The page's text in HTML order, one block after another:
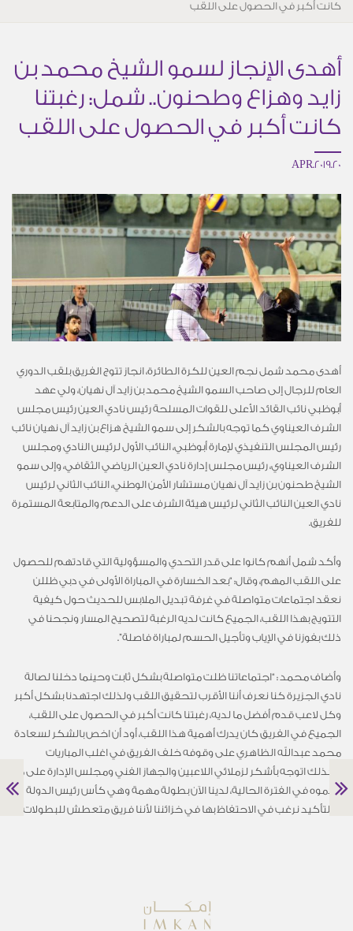
كانت أكبر في الحصول على اللقب
أهدى الإنجاز لسمو الشيخ محمد بن
زايد وهزاع وطحنون.. شمل: رغبتنا
كانت أكبر في الحصول على اللقب
20.APR.2019
أهدى محمد شمل نجم العين للكرة الطائرة، انجاز تتوج الفريق بلقب الدوري
العام للرجال إلى صاحب السمو الشيخ محمد بن زايد آل نهيان، ولي عهد
أبوظبي نائب القائد الأعلى للقوات المسلحة رئيس نادي العين رئيس مجلس
الشرف العيناوي كما توجه بالشكر إلى سمو الشيخ هزاع بن زايد آل نهيان نائب
رئيس المجلس التنفيذي لإمارة أبوظبي، النائب الأول لرئيس النادي ومجلس
الشرف العيناوي، رئيس مجلس إدارة نادي العين الرياضي الثقافي، وإلى سمو
الشيخ طحنون بن زايد آل نهيان مستشار الأمن الوطني، النائب الثاني لرئيس
نادي العين النائب الثاني لرئيس هيئة الشرف على الدعم والمتابعة المستمرة
للفريق.
وأكد شمل أنهم كانوا على قدر التحدي والمسؤولية التي قادتهم للحصول
على اللقب المهم، وقال: “بعد الخسارة في المباراة الأولى في دبي ظللن
نعقد اجتماعات متواصلة في غرفة تبديل الملابس للحديث حول كيفية
التتويج بهذا اللقب، الجميع كانت لديه الرغبة لتصحيح المسار ونجحنا في
ذلك بفوزنا في الإياب وتأجيل الحسم لمباراة فاصلة”.
وأضاف محمد : “اجتماعاتنا ظلت متواصلة بشكل ثابت وحينما دخلنا لصالة
نادي الجزيرة كنا نعرف أننا الأقرب لتحقيق اللقب ولذلك اجتهدنا بشكل أكبر
وكل لاعب قدم أفضل ما لديه، رغبتنا كانت أكبر في الحصول على اللقب،
الجميع في الفريق كان يدرك أهمية هذا اللقب، أود أن اخص بالشكر لسعادة
محمد عبدالله الظاهري على وقوفه خلف الفريق في اغلب المباريات
وكذلك اتوجه بأشكر لزملائي اللاعبين والجهاز الفني ومجلس الإدارة على ما
قدموه في الفترة الحالية، لدينا الآن بطولة مهمة وهي كأس رئيس الدولة
وبالتأكيد نرغب في الاحتفاظ بها في خزائننا لأننا فريق متعطش للبطولات”.